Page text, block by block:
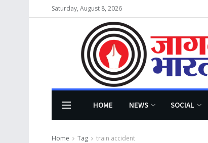
Saturday, August 8, 2026
HOME NEWS SOCIAL
Home Tag train accident